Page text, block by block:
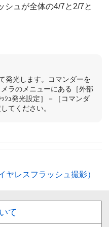
シュが全体の4/7と2/7と
発光します。コマンダーを
ラのメニューにある［外部
ｼｭ発光設定］－［コマンダ
てください。
ヤレスフラッシュ撮影）
て